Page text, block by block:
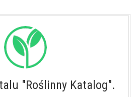
"Roślinny Katalog".